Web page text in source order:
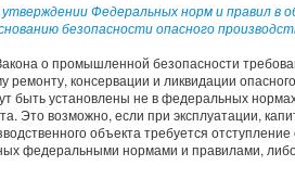
Федеральных норм и правил в
безопасности опасного
о промышленной безопасности
ремонту, консервации и ликвидации
быть установлены не в федеральных
Это возможно, если при эксплуатации,
объекта требуется
федеральными нормами и правилами,